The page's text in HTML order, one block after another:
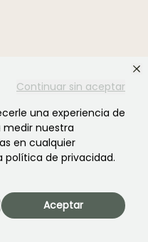
Continuar sin aceptar
una experiencia de
medir nuestra
en cualquier
de privacidad.
Aceptar